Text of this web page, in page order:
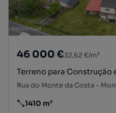
46 000 €32,62 €/m²
Terreno para Construção
Preço por metro quadrado
1410 m²